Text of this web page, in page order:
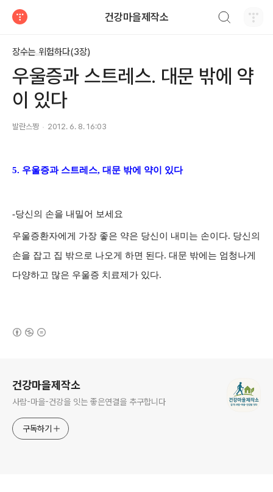
건강마을제작소
장수는 위험하다(3장)
우울증과 스트레스. 대문 밖에 약
이 있다
발란스짱 2012. 6. 8. 16:03
5. 우울증과 스트레스, 대문 밖에 약이 있다
-당신의 손을 내밀어 보세요
우울증환자에게 가장 좋은 약은 당신이 내미는 손이다. 당신의
손을 잡고 집 밖으로 나오게 하면 된다. 대문 밖에는 엄청나게
다양하고 많은 우울증 치료제가 있다.
건강마을제작소
사람-마을-건강을 잇는 좋은연결을 추구합니다
구독하기